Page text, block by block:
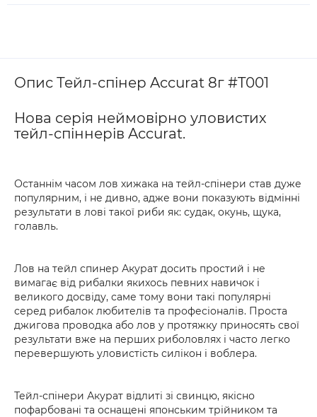
Опис Тейл-спінер Accurat 8г #T001
Нова серія неймовірно уловистих
тейл-спіннерів Accurat.
Останнім часом лов хижака на тейл-спінери став дуже
популярним, і не дивно, адже вони показують відмінні
результати в лові такої риби як: судак, окунь, щука,
голавль.
Лов на тейл спинер Акурат досить простий і не
вимагає від рибалки якихось певних навичок і
великого досвіду, саме тому вони такі популярні
серед рибалок любителів та професіоналів. Проста
джигова проводка або лов у протяжку приносять свої
результати вже на перших риболовлях і часто легко
перевершують уловистість силікон і воблера.
Тейл-спінери Акурат відлиті зі свинцю, якісно
пофарбовані та оснащені японським трійником та